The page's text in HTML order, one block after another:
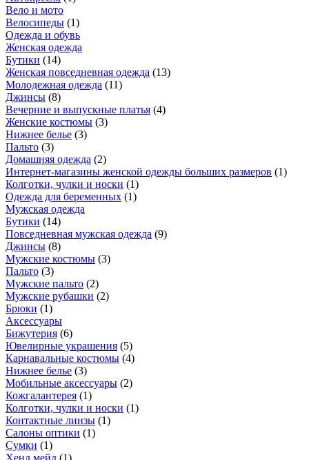
Вело и мото
Велосипеды (1)
Одежда и обувь
Женская одежда
Бутики (14)
Женская повседневная одежда (13)
Молодежная одежда (11)
Джинсы (8)
Вечерние и выпускные платья (4)
Женские костюмы (3)
Нижнее белье (3)
Пальто (3)
Домашняя одежда (2)
Интернет-магазины женской одежды больших размеров (1)
Колготки, чулки и носки (1)
Одежда для беременных (1)
Мужская одежда
Бутики (14)
Повседневная мужская одежда (9)
Джинсы (8)
Мужские костюмы (3)
Пальто (3)
Мужские пальто (2)
Мужские рубашки (2)
Брюки (1)
Аксессуары
Бижутерия (6)
Ювелирные украшения (5)
Карнавальные костюмы (4)
Нижнее белье (3)
Мобильные аксессуары (2)
Кожгалантерея (1)
Колготки, чулки и носки (1)
Контактные линзы (1)
Салоны оптики (1)
Сумки (1)